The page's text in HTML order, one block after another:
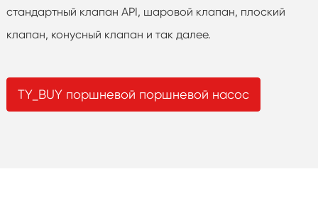
стандартный клапан API, шаровой клапан, плоский
клапан, конусный клапан и так далее.
TY_BUY поршневой поршневой насос